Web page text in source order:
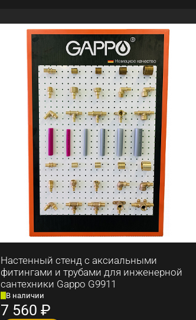
Настенный стенд с аксиальными
фитингами и трубами для инженерной
сантехники Gappo G9911
В наличии
7 560 ₽